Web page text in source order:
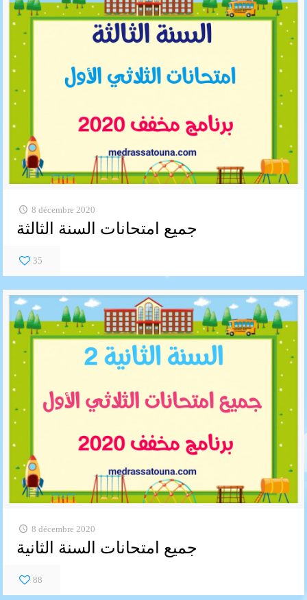
8 décembre 2020
جميع امتحانات السنة الثالثة
35
8 décembre 2020
جميع امتحانات السنة الثانية
88